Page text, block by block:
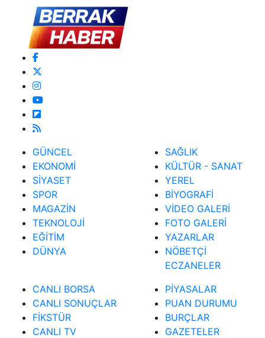
GÜNCEL
EKONOMİ
SİYASET
SPOR
MAGAZİN
TEKNOLOJİ
EĞİTİM
DÜNYA
SAĞLIK
KÜLTÜR - SANAT
YEREL
BİYOGRAFİ
VİDEO GALERİ
FOTO GALERİ
YAZARLAR
NÖBETÇİ
ECZANELER
CANLI BORSA
CANLI SONUÇLAR
FİKSTÜR
CANLI TV
PİYASALAR
PUAN DURUMU
BURÇLAR
GAZETELER